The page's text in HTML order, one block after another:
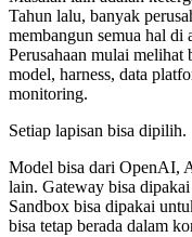
Tahun lalu, banyak
membangun semua hal di
Perusahaan mulai melihat
model, harness, data
monitoring.
Setiap lapisan bisa dipilih.
Model bisa dari OpenAI,
lain. Gateway bisa
Sandbox bisa dipakai
bisa tetap berada dalam